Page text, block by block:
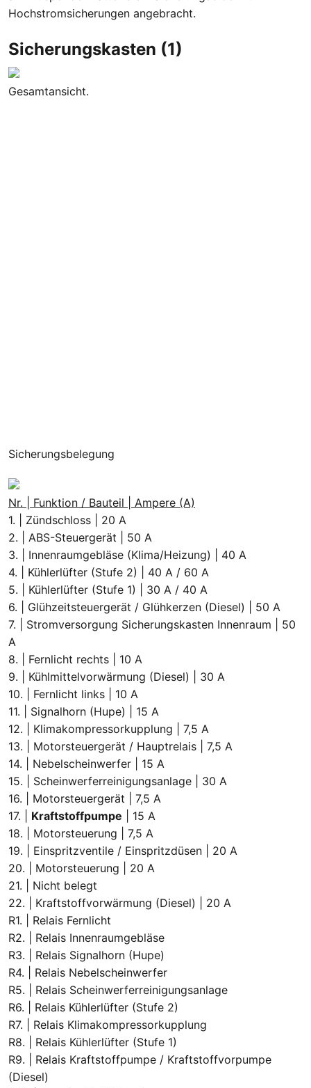
Hochstromsicherungen angebracht.
Sicherungskasten (1)
Gesamtansicht.
Sicherungsbelegung
Nr. | Funktion / Bauteil | Ampere (A)
1. | Zündschloss | 20 A
2. | ABS-Steuergerät | 50 A
3. | Innenraumgebläse (Klima/Heizung) | 40 A
4. | Kühlerlüfter (Stufe 2) | 40 A / 60 A
5. | Kühlerlüfter (Stufe 1) | 30 A / 40 A
6. | Glühzeitsteuergerät / Glühkerzen (Diesel) | 50 A
7. | Stromversorgung Sicherungskasten Innenraum | 50
A
8. | Fernlicht rechts | 10 A
9. | Kühlmittelvorwärmung (Diesel) | 30 A
10. | Fernlicht links | 10 A
11. | Signalhorn (Hupe) | 15 A
12. | Klimakompressorkupplung | 7,5 A
13. | Motorsteuergerät / Hauptrelais | 7,5 A
14. | Nebelscheinwerfer | 15 A
15. | Scheinwerferreinigungsanlage | 30 A
16. | Motorsteuergerät | 7,5 A
17. | Kraftstoffpumpe | 15 A
18. | Motorsteuerung | 7,5 A
19. | Einspritzventile / Einspritzdüsen | 20 A
20. | Motorsteuerung | 20 A
21. | Nicht belegt
22. | Kraftstoffvorwärmung (Diesel) | 20 A
R1. | Relais Fernlicht
R2. | Relais Innenraumgebläse
R3. | Relais Signalhorn (Hupe)
R4. | Relais Nebelscheinwerfer
R5. | Relais Scheinwerferreinigungsanlage
R6. | Relais Kühlerlüfter (Stufe 2)
R7. | Relais Klimakompressorkupplung
R8. | Relais Kühlerlüfter (Stufe 1)
R9. | Relais Kraftstoffpumpe / Kraftstoffvorpumpe
(Diesel)